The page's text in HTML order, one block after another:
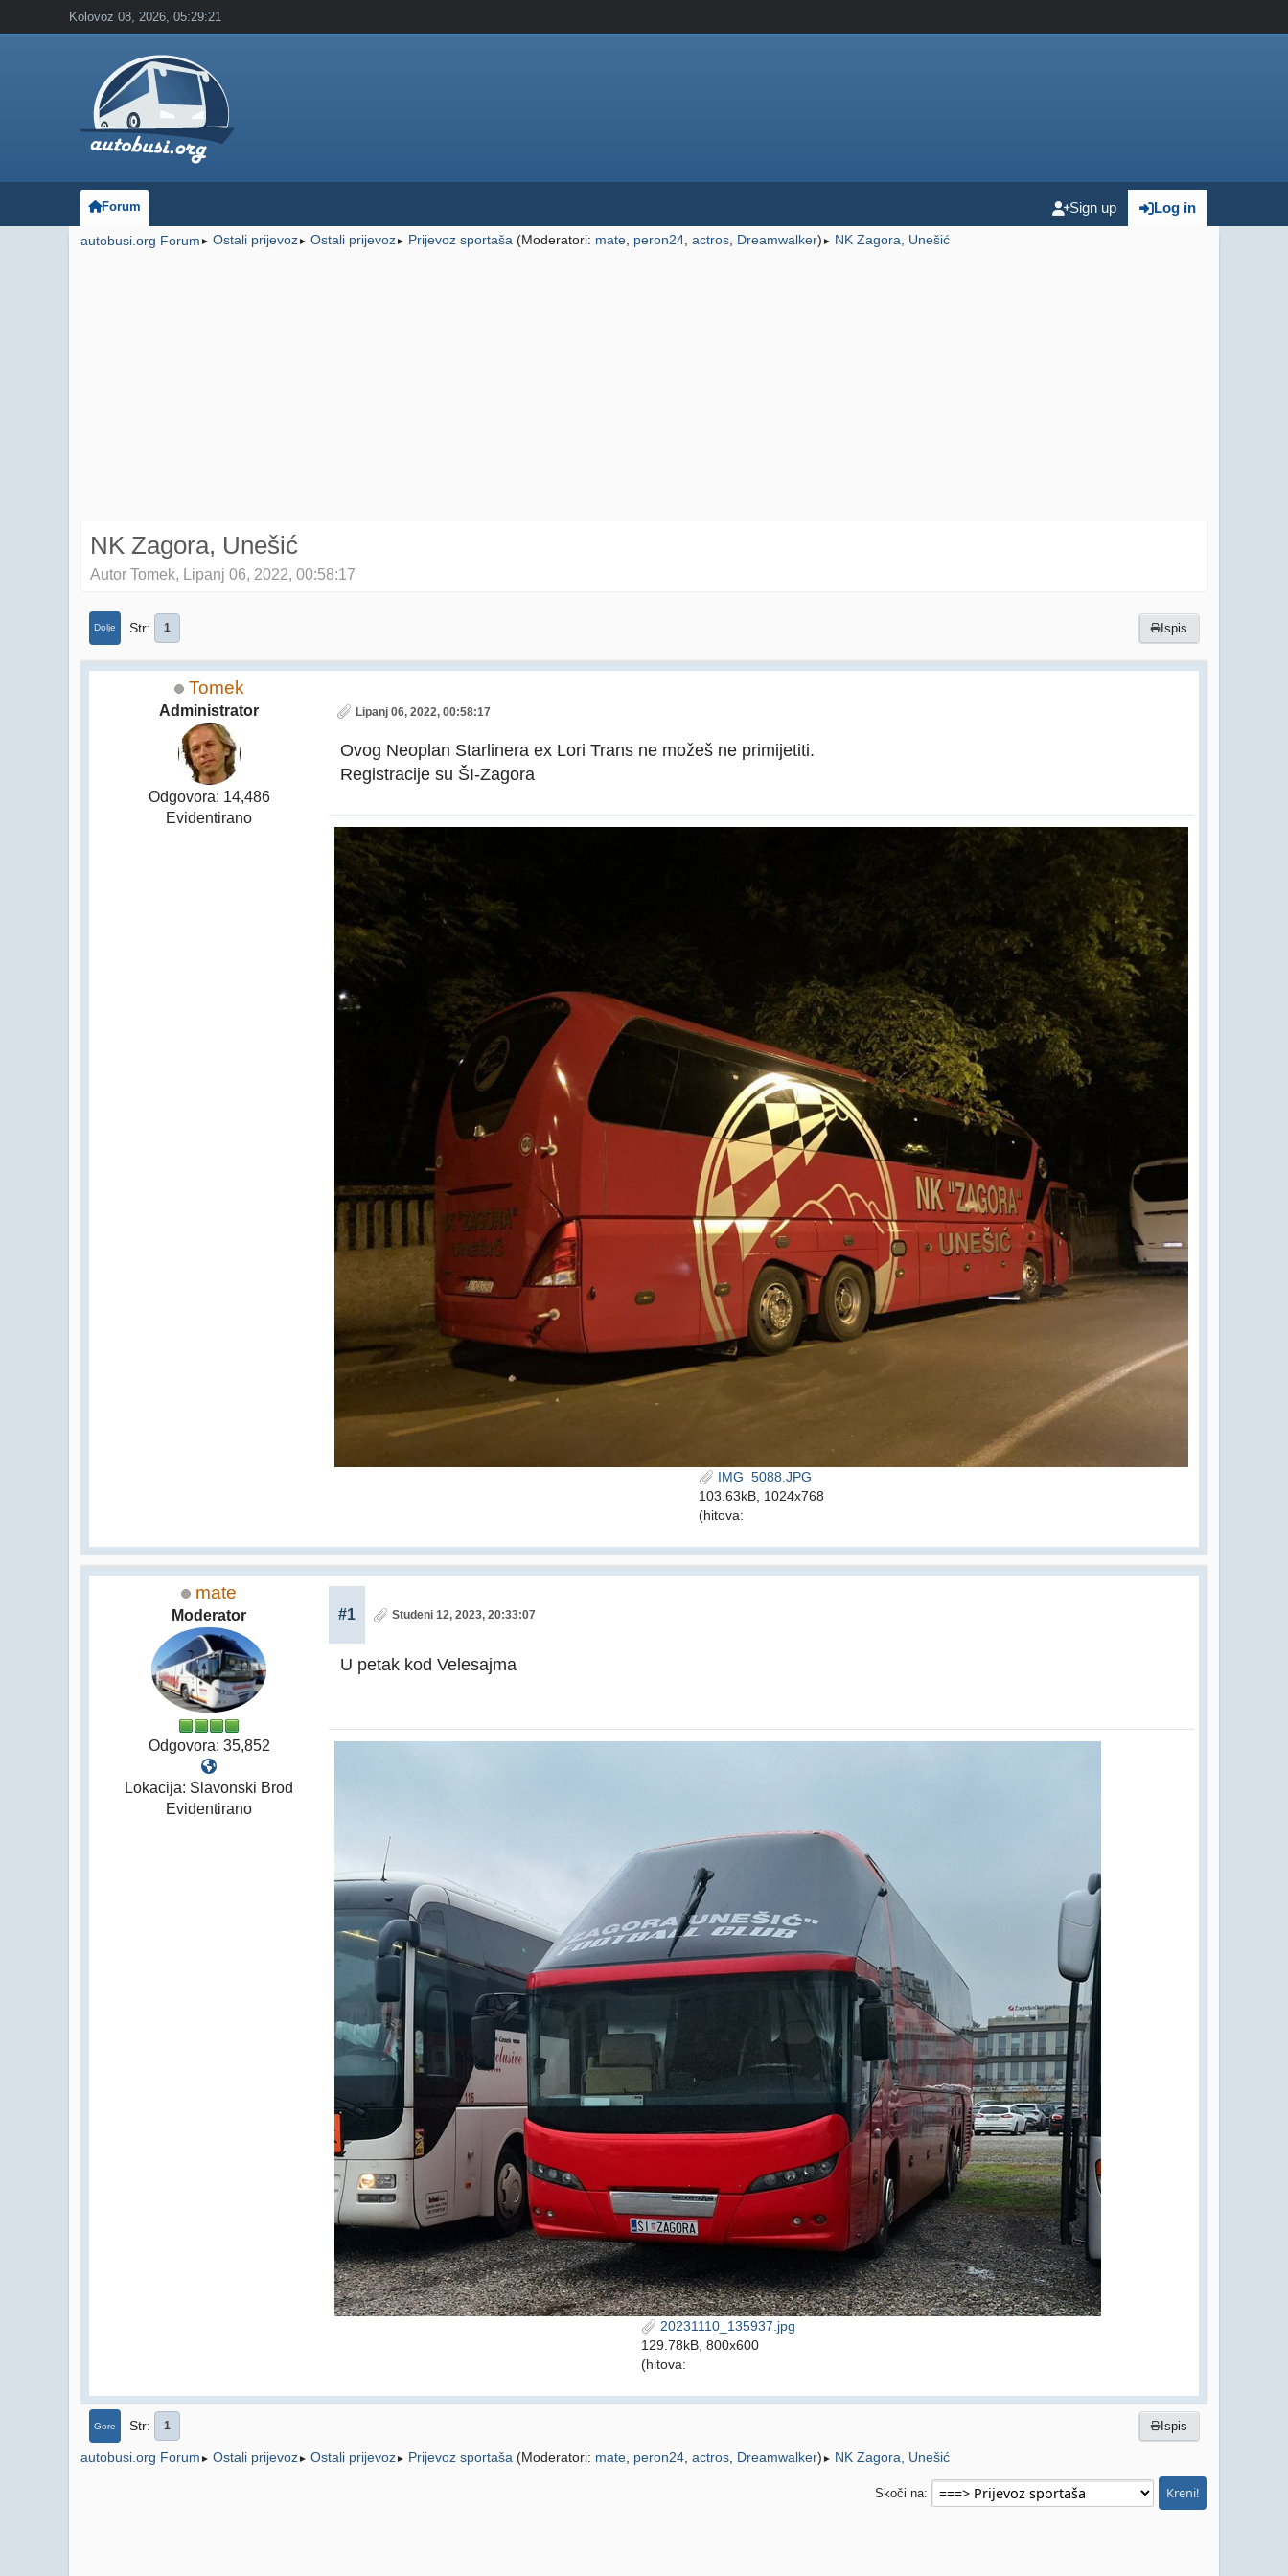
Kolovoz 08, 2026, 05:29:21
Log in
Sign up
Forum
autobusi.org Forum ► Ostali prijevoz► Ostali prijevoz► Prijevoz sportaša (Moderatori: mate peron24 actros Dreamwalker) ► NK Zagora, Unešić
NK Zagora, Unešić
Autor Tomek, Lipanj 06, 2022, 00:58:17
Ispis
Dolje Str 1
Tomek
Administrator
Odgovora: 14,486
Evidentirano
Lipanj 06, 2022, 00:58:17
Ovog Neoplan Starlinera ex Lori Trans ne možeš ne primijetiti.
Registracije su ŠI-Zagora
IMG_5088.JPG
103.63kB, 1024x768
(hitova:
mate
Moderator
Odgovora: 35,852
Lokacija: Slavonski Brod
Evidentirano
#1 Studeni 12, 2023, 20:33:07
U petak kod Velesajma
20231110_135937.jpg
129.78kB, 800x600
(hitova:
Ispis
Gore Str 1
autobusi.org Forum ► Ostali prijevoz► Ostali prijevoz► Prijevoz sportaša (Moderatori: mate peron24 actros Dreamwalker) ► NK Zagora, Unešić
Skoči na